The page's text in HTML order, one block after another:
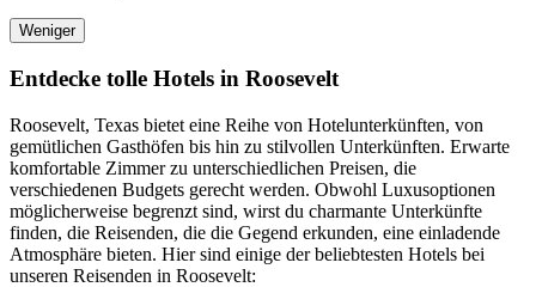
Weniger
Entdecke tolle Hotels in Roosevelt
Roosevelt, Texas bietet eine Reihe von Hotelunterkünften, von
gemütlichen Gasthöfen bis hin zu stilvollen Unterkünften. Erwarte
komfortable Zimmer zu unterschiedlichen Preisen, die
verschiedenen Budgets gerecht werden. Obwohl Luxusoptionen
möglicherweise begrenzt sind, wirst du charmante Unterkünfte
finden, die Reisenden, die die Gegend erkunden, eine einladende
Atmosphäre bieten. Hier sind einige der beliebtesten Hotels bei
unseren Reisenden in Roosevelt: